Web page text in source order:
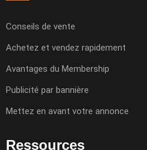
Conseils de vente
Achetez et vendez rapidement
Avantages du Membership
Publicité par bannière
Mettez en avant votre annonce
Ressources